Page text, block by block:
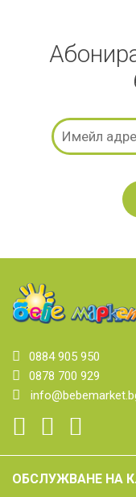
0884 905 950
0878 700 929
ОБСЛУЖВАНЕ НА